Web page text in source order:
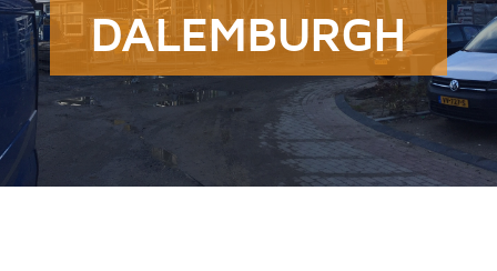
DALEMBURGH